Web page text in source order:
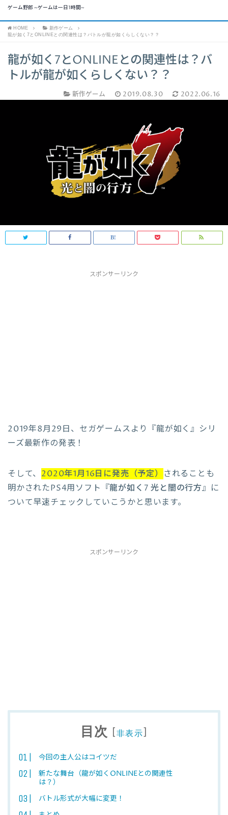
ゲーム野郎 ~ゲームは一日1時間~
HOME
新作ゲーム
龍が如く7とONLINEとの関連性は？バトルが龍が如くらしくない？？
龍が如く7とONLINEとの関連性は？バ
トルが龍が如くらしくない？？
新作ゲーム 2019.08.30 2022.06.16
スポンサーリンク
2019年8月29日、セガゲームスより『龍が如く』シリ
ーズ最新作の発表！
そして、 2020年1月16日に発売（予定） されることも
明かされたPS4用ソフト『龍が如く7 光と闇の行方』に
ついて早速チェックしていこうかと思います。
スポンサーリンク
目次 [非表示]
今回の主人公はコイツだ
新たな舞台（龍が如くONLINEとの関連性
は？）
バトル形式が大幅に変更！